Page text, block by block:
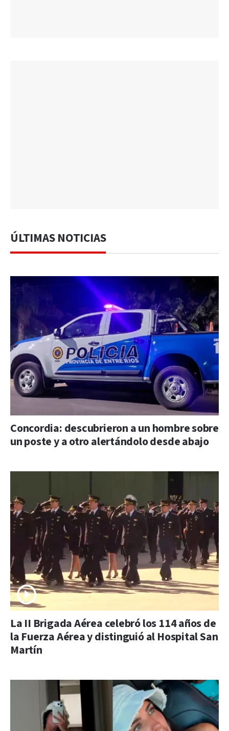
ÚLTIMAS NOTICIAS
Concordia: descubrieron a un hombre sobre
un poste y a otro alertándolo desde abajo
La II Brigada Aérea celebró los 114 años de
la Fuerza Aérea y distinguió al Hospital San
Martín